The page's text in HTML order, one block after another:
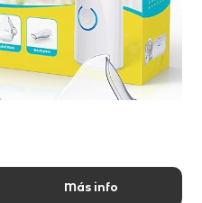
Más info